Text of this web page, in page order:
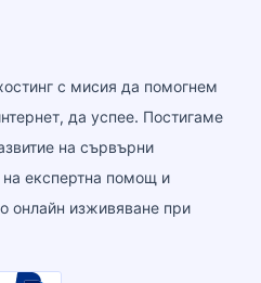
с мисия да помогнем
да успее. Постигаме
на сървърни
на експертна помощ и
онлайн изживяване при